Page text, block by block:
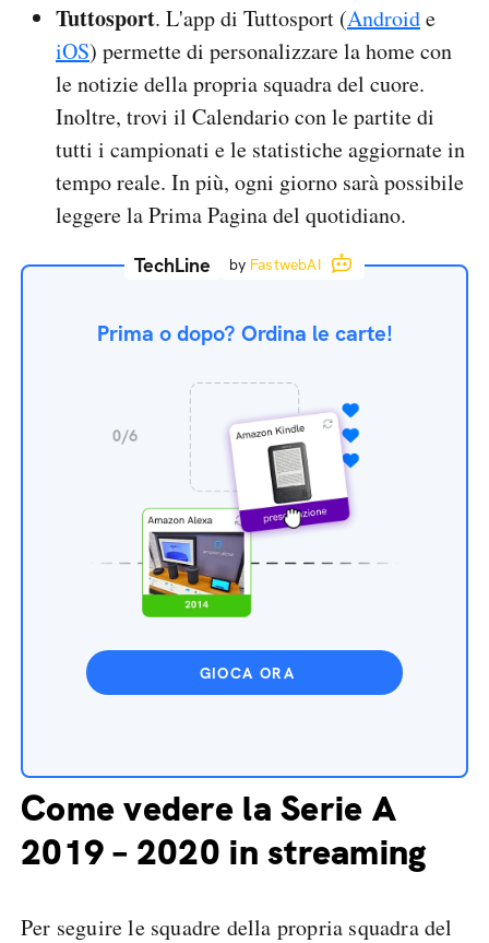
Tuttosport. L'app di Tuttosport (Androide
iOS) permette di personalizzare la home con
le notizie della propria squadra del cuore.
Inoltre, trovi il Calendario con le partite di
tutti i campionati e le statistiche aggiornate in
tempo reale. In più, ogni giorno sarà possibile
leggere la Prima Pagina del quotidiano.
TechLine by FastwebAI
Prima o dopo? Ordina le carte!
GIOCA ORA
Come vedere la Serie A
2019 – 2020 in streaming
Per seguire le squadre della propria squadra del